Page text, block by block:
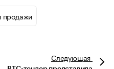
продажи
Следующая